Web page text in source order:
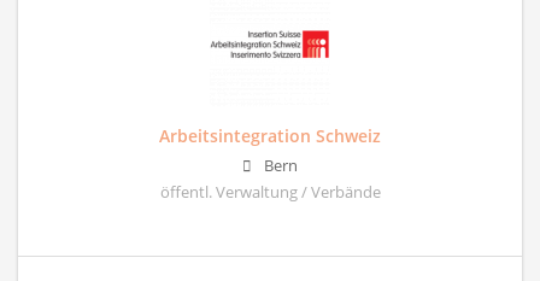
Arbeitsintegration Schweiz
Bern
öffentl. Verwaltung / Verbände